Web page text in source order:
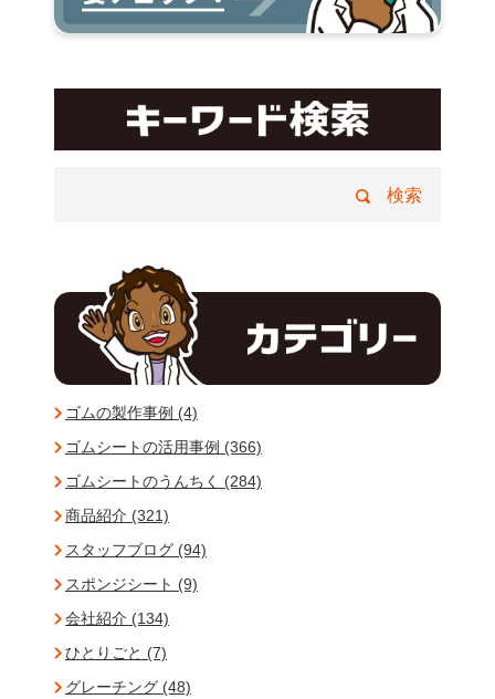
ゴムの製作事例 (4)
ゴムシートの活用事例 (366)
ゴムシートのうんちく (284)
商品紹介 (321)
スタッフブログ (94)
スポンジシート (9)
会社紹介 (134)
ひとりごと (7)
グレーチング (48)